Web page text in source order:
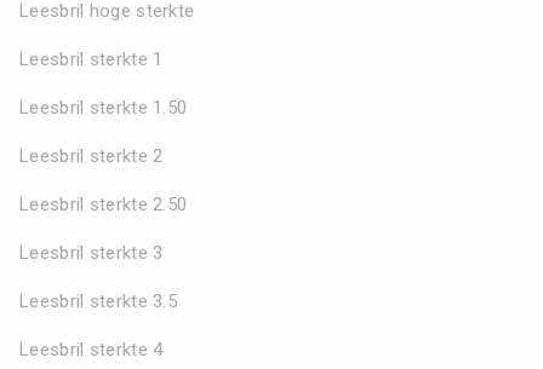
Leesbril hoge sterkte
Leesbril sterkte 1
Leesbril sterkte 1.50
Leesbril sterkte 2
Leesbril sterkte 2.50
Leesbril sterkte 3
Leesbril sterkte 3.5
Leesbril sterkte 4